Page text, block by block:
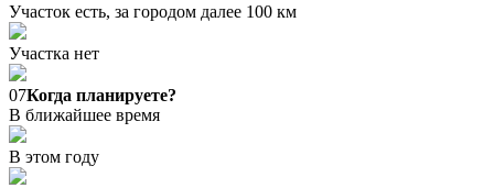
Участок есть, за городом далее 100 км
Участка нет
07Когда планируете?
В ближайшее время
В этом году